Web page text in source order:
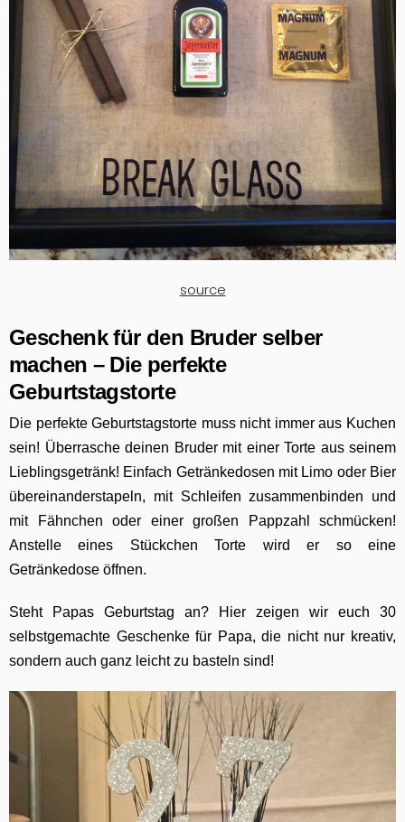
source
Geschenk für den Bruder selber
machen – Die perfekte
Geburtstagstorte
Die perfekte Geburtstagstorte muss nicht immer aus Kuchen
sein! Überrasche deinen Bruder mit einer Torte aus seinem
Lieblingsgetränk! Einfach Getränkedosen mit Limo oder Bier
übereinanderstapeln, mit Schleifen zusammenbinden und
mit Fähnchen oder einer großen Pappzahl schmücken!
Anstelle eines Stückchen Torte wird er so eine
Getränkedose öffnen.
Steht Papas Geburtstag an? Hier zeigen wir euch 30
selbstgemachte Geschenke für Papa, die nicht nur kreativ,
sondern auch ganz leicht zu basteln sind!